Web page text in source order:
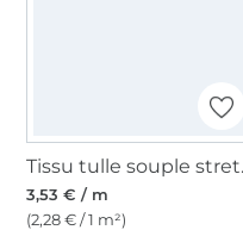
3,53 € / m
(2,28 € / 1 m²)